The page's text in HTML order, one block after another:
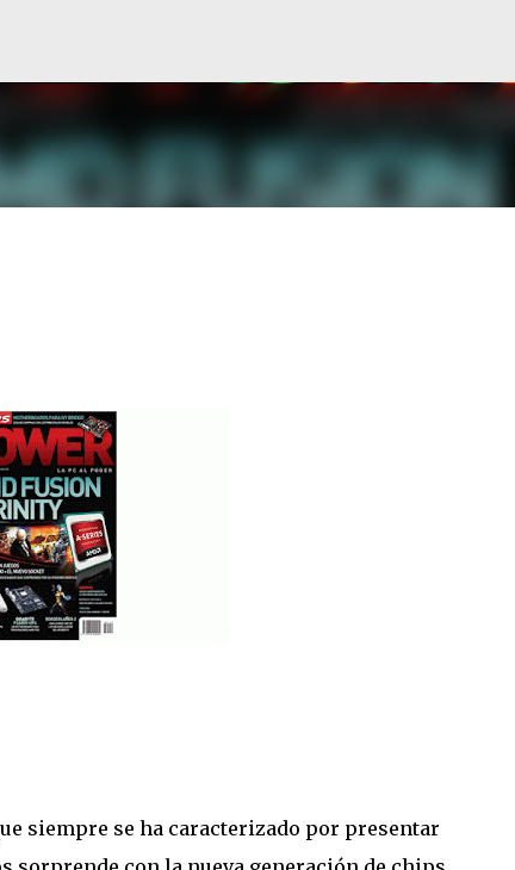
siempre se ha caracterizado por presentar